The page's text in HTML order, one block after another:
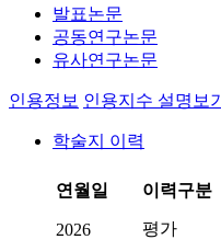
발표논문
공동연구논문
유사연구논문
인용정보 인용지수 설명보기
학술지 이력
연월일
이력구분
2026 평가